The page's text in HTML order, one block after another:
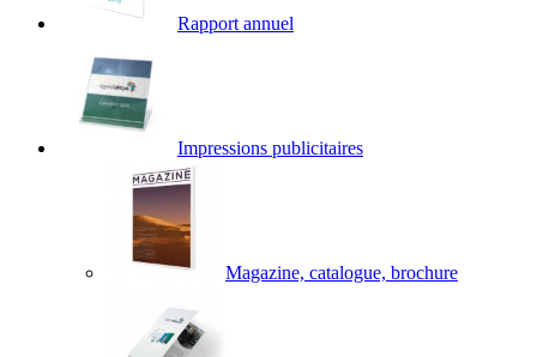
Rapport annuel
Impressions publicitaires
Magazine, catalogue, brochure